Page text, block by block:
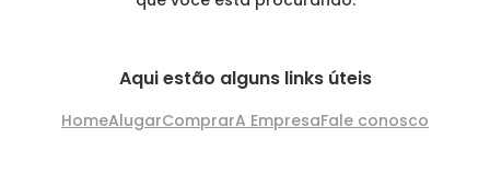
Aqui estão alguns links úteis
HomeAlugarComprarA EmpresaFale conosco